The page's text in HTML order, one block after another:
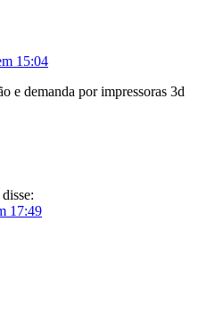
15:04
e demanda por impressoras 3d
disse:
17:49